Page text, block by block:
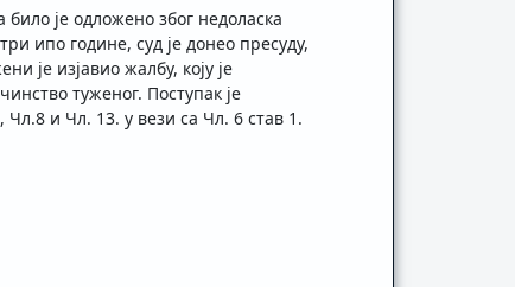
је одложено због недоласка
ипо године, суд је донео пресуду,
је изјавио жалбу, коју је
туженог. Поступак је
Чл.8 и Чл. 13. у вези са Чл. 6 став 1.